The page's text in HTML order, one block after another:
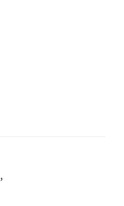
,